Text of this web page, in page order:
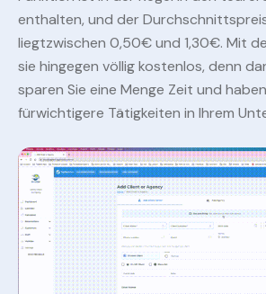
enthalten, und der
liegtzwischen 0,50€ und 1,30€. Mit
sie hingegen völlig kostenlos, denn
sparen Sie eine Menge Zeit und
fürwichtigere Tätigkeiten in Ihrem